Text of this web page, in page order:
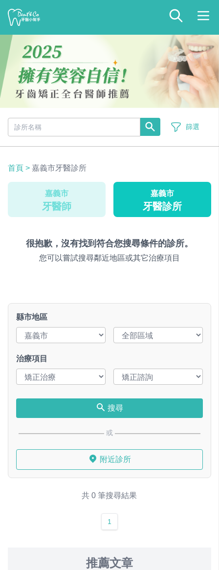
篩選
首頁 > 嘉義市牙醫診所
嘉義市
牙醫師
嘉義市
牙醫診所
很抱歉，沒有找到符合您搜尋條件的診所。
您可以嘗試搜尋鄰近地區或其它治療項目
縣市地區
治療項目
搜尋
或
附近診所
共 0 筆搜尋結果
1
推薦文章